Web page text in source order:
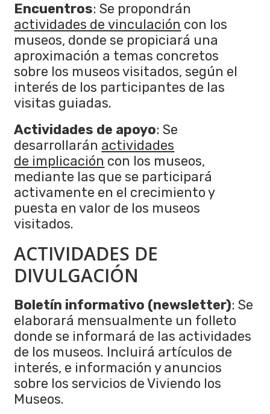
Encuentros: Se propondrán
actividades de vinculación con los
museos, donde se propiciará una
aproximación a temas concretos
sobre los museos visitados, según el
interés de los participantes de las
visitas guiadas.
Actividades de apoyo: Se
desarrollarán actividades
de implicación con los museos,
mediante las que se participará
activamente en el crecimiento y
puesta en valor de los museos
visitados.
ACTIVIDADES DE
DIVULGACIÓN
Boletín informativo (newsletter): Se
elaborará mensualmente un folleto
donde se informará de las actividades
de los museos. Incluirá artículos de
interés, e información y anuncios
sobre los servicios de Viviendo los
Museos.